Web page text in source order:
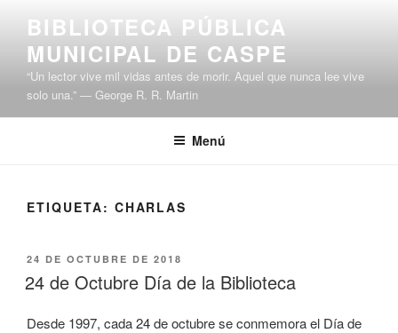
BIBLIOTECA PÚBLICA
MUNICIPAL DE CASPE
“Un lector vive mil vidas antes de morir. Aquel que nunca lee vive
solo una.” ― George R. R. Martin
Menú
ETIQUETA: CHARLAS
24 DE OCTUBRE DE 2018
24 de Octubre Día de la Biblioteca
Desde 1997, cada 24 de octubre se conmemora el Día de